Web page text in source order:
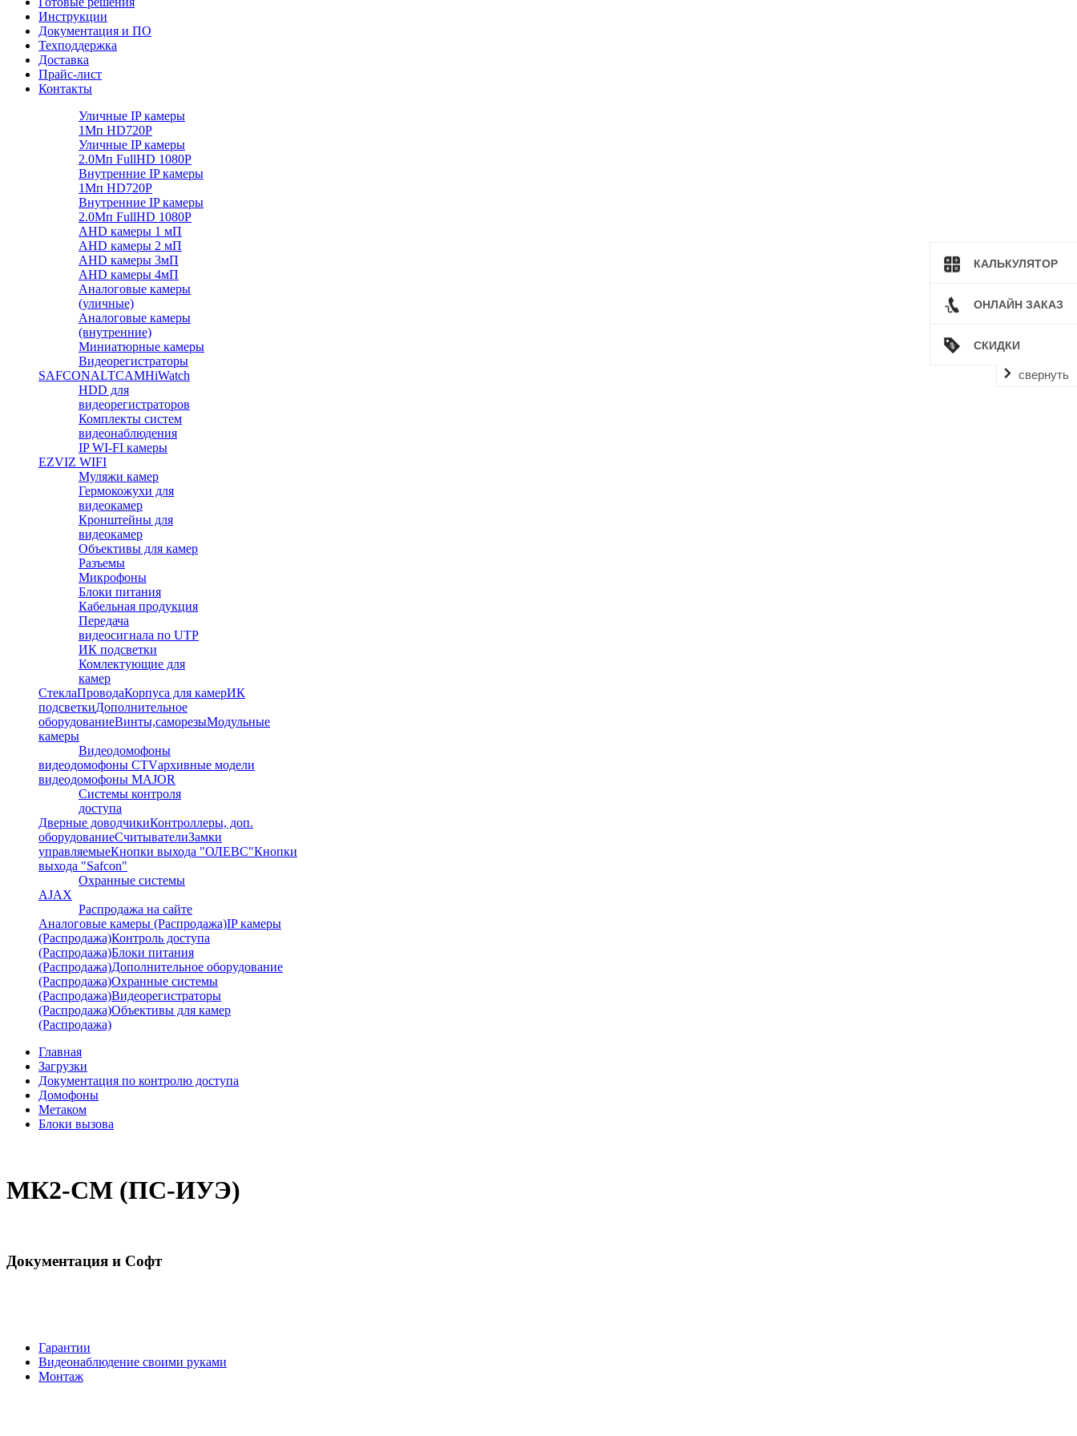
КАЛЬКУЛЯТОР
ОНЛАЙН ЗАКАЗ
СКИДКИ
свернуть
Инструкции
Документация и ПО
Техподдержка
Доставка
Прайс-лист
Контакты
Уличные IP камеры
1Мп HD720P
Уличные IP камеры
2.0Мп FullHD 1080P
Внутренние IP камеры
1Мп HD720P
Внутренние IP камеры
2.0Мп FullHD 1080P
AHD камеры 1 мП
AHD камеры 2 мП
AHD камеры 3мП
AHD камеры 4мП
Аналоговые камеры
(уличные)
Аналоговые камеры
(внутренние)
Миниатюрные камеры
Видеорегистраторы
SAFCONALTCAMHiWatch
HDD для
видеорегистраторов
Комплекты систем
видеонаблюдения
IP WI-FI камеры
EZVIZ WIFI
Муляжи камер
Гермокожухи для
видеокамер
Кронштейны для
видеокамер
Объективы для камер
Разъемы
Микрофоны
Блоки питания
Кабельная продукция
Передача
видеосигнала по UTP
ИК подсветки
Комлектующие для
камер
СтеклаПроводаКорпуса для камерИК
подсветкиДополнительное
оборудованиеВинты,саморезыМодульные
камеры
Видеодомофоны
видеодомофоны CTVархивные модели
видеодомофоны MAJOR
Системы контроля
доступа
Дверные доводчикиКонтроллеры, доп.
оборудованиеСчитывателиЗамки
управляемыеКнопки выхода "ОЛЕВС"Кнопки
выхода "Safcon"
Охранные системы
AJAX
Распродажа на сайте
Аналоговые камеры (Распродажа)IP камеры
(Распродажа)Контроль доступа
(Распродажа)Блоки питания
(Распродажа)Дополнительное оборудование
(Распродажа)Охранные системы
(Распродажа)Видеорегистраторы
(Распродажа)Объективы для камер
(Распродажа)
Главная
Загрузки
Документация по контролю доступа
Домофоны
Mетаком
Блоки вызова
МК2-СМ (ПС-ИУЭ)
Документация и Софт
Гарантии
Видеонаблюдение своими руками
Монтаж